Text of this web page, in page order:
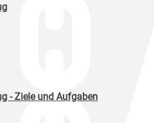
- Ziele und Aufgaben